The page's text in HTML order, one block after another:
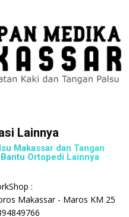
Lainnya
Makassar dan Tangan
Ortopedi Lainnya
:
Makassar - Maros KM 25